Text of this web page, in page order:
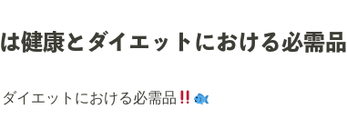
健康とダイエットにおける必需品
イエットにおける必需品